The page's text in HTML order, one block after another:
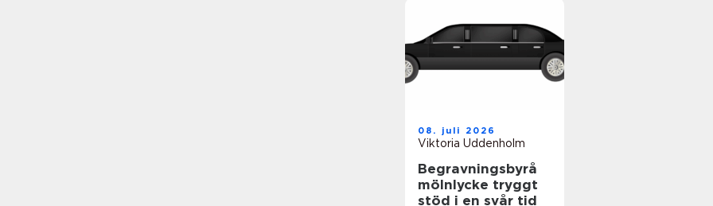
08. juli 2026
Viktoria Uddenholm
Begravningsbyrå
mölnlycke tryggt
stöd i en svår tid